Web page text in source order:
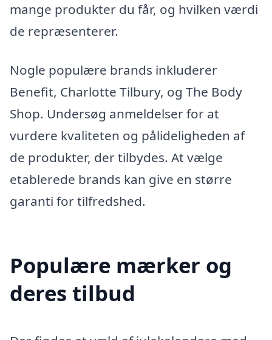
mange produkter du får, og hvilken værdi
de repræsenterer.
Nogle populære brands inkluderer
Benefit, Charlotte Tilbury, og The Body
Shop. Undersøg anmeldelser for at
vurdere kvaliteten og pålideligheden af
de produkter, der tilbydes. At vælge
etablerede brands kan give en større
garanti for tilfredshed.
Populære mærker og
deres tilbud